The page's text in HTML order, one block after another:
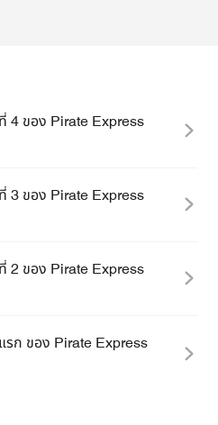
4 ของ Pirate Express
3 ของ Pirate Express
2 ของ Pirate Express
รก ของ Pirate Express